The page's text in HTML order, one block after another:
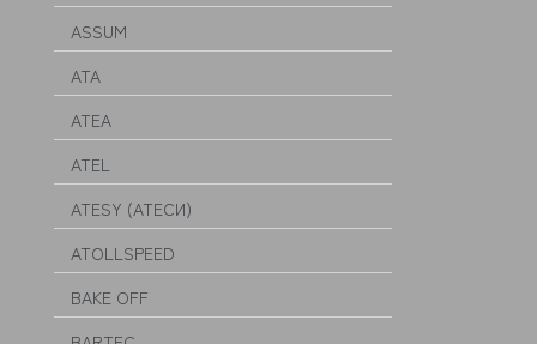
ASSUM
ATA
ATEA
ATEL
ATESY (АТЕСИ)
ATOLLSPEED
BAKE OFF